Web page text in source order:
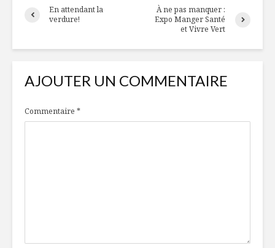
En attendant la
verdure!
À ne pas manquer :
Expo Manger Santé
et Vivre Vert
AJOUTER UN COMMENTAIRE
Commentaire *